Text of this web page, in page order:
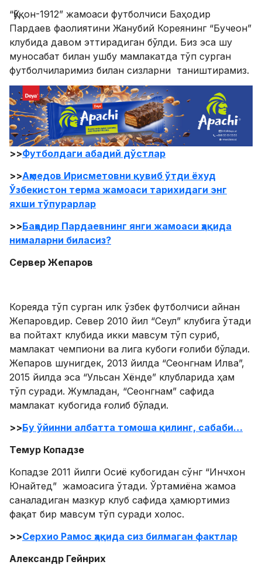
“Қўқон-1912” жамоаси футболчиси Баҳодир
Пардаев фаолиятини Жанубий Кореянинг “Бучеон”
клубида давом эттирадиган бўлди. Биз эса шу
муносабат билан ушбу мамлакатда тўп сурган
футболчиларимиз билан сизларни таништирамиз.
>>Футболдаги абадий дўстлар
>>Аҳмедов Ирисметовни қувиб ўтди ёхуд
Ўзбекистон терма жамоаси тарихидаги энг
яхши тўпурарлар
>>Баҳодир Пардаевнинг янги жамоаси ҳақида
нималарни биласиз?
Сервер Жепаров
Кореяда тўп сурган илк ўзбек футболчиси айнан
Жепаровдир. Север 2010 йил “Сеул” клубига ўтади
ва пойтахт клубида икки мавсум тўп суриб,
мамлакат чемпиони ва лига кубоги ғолиби бўлади.
Жепаров шунигдек, 2013 йилда “Сеонгнам Илва”,
2015 йилда эса “Ульсан Хёнде” клубларида ҳам
тўп суради. Жумладан, “Сеонгнам” сафида
мамлакат кубогида ғолиб бўлади.
>>Бу ўйинни албатта томоша қилинг, сабаби…
Темур Копадзе
Копадзе 2011 йилги Осиё кубогидан сўнг “Инчхон
Юнайтед” жамоасига ўтади. Ўртамиёна жамоа
саналадиган мазкур клуб сафида ҳамюртимиз
фақат бир мавсум тўп суради холос.
>>Серхио Рамос ҳақида сиз билмаган фактлар
Александр Гейнрих